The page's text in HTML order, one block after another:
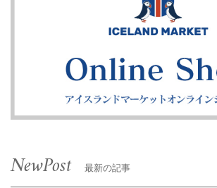
NewPost 最新の記事